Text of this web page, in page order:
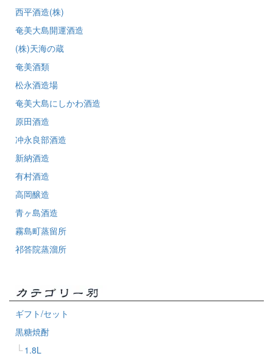
西平酒造(株)
奄美大島開運酒造
(株)天海の蔵
奄美酒類
松永酒造場
奄美大島にしかわ酒造
原田酒造
冲永良部酒造
新納酒造
有村酒造
高岡醸造
青ヶ島酒造
霧島町蒸留所
祁答院蒸溜所
ギフト/セット
黒糖焼酎
1.8L